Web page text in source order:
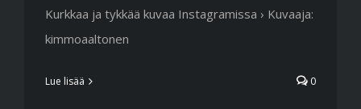
Kurkkaa ja tykkää kuvaa Instagramissa › Kuvaaja:
kimmoaaltonen
Lue lisää 0